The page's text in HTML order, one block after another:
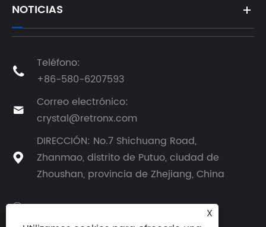
NOTICIAS

Teléfono:
+86-580-6207593

Correo electrónico:
crystal@retronx.com

DIRECCIÓN: No.7 Shichuang Road,
Zhanmao, distrito de Putuo, ciudad de
Zhoushan, provincia de Zhejiang, China
X